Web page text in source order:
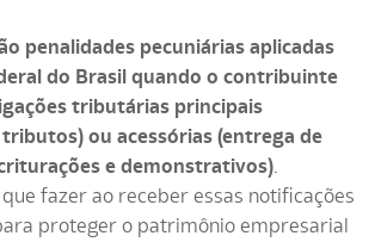
penalidades pecuniárias aplicadas
do Brasil quando o contribuinte
tributárias principais
ou acessórias (entrega de
e demonstrativos).
fazer ao receber essas notificações
proteger o patrimônio empresarial